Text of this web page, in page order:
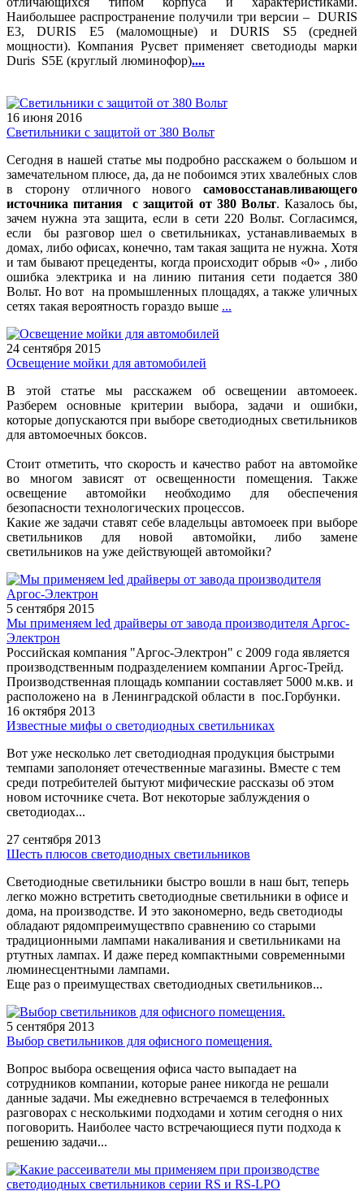
Наибольшее распространение получили три версии – DURIS
E3, DURIS E5 (маломощные) и DURIS S5 (средней
мощности). Компания Русвет применяет светодиоды марки
Duris S5E (круглый люминофор)....
16 июня 2016
Светильники с защитой от 380 Вольт
Сегодня в нашей статье мы подробно расскажем о большом и
замечательном плюсе, да, да не побоимся этих хвалебных слов
в сторону отличного нового самовосстанавливающего
источника питания с защитой от 380 Вольт. Казалось бы,
зачем нужна эта защита, если в сети 220 Вольт. Согласимся,
если бы разговор шел о светильниках, устанавливаемых в
домах, либо офисах, конечно, там такая защита не нужна. Хотя
и там бывают прецеденты, когда происходит обрыв «0» , либо
ошибка электрика и на линию питания сети подается 380
Вольт. Но вот на промышленных площадях, а также уличных
сетях такая вероятность гораздо выше ...
24 сентября 2015
Освещение мойки для автомобилей
В этой статье мы расскажем об освещении автомоеек.
Разберем основные критерии выбора, задачи и ошибки,
которые допускаются при выборе светодиодных светильников
для автомоечных боксов.
Стоит отметить, что скорость и качество работ на автомойке
во многом зависят от освещенности помещения. Также
освещение автомойки необходимо для обеспечения
безопасности технологических процессов.
Какие же задачи ставят себе владельцы автомоеек при выборе
светильников для новой автомойки, либо замене
светильников на уже действующей автомойки?
5 сентября 2015
Мы применяем led драйверы от завода производителя Аргос-
Электрон
Российская компания "Аргос-Электрон" с 2009 года является
производственным подразделением компании Аргос-Трейд.
Производственная площадь компании составляет 5000 м.кв. и
расположено на в Ленинградской области в пос.Горбунки.
16 октября 2013
Известные мифы о светодиодных светильниках
Вот уже несколько лет светодиодная продукция быстрыми
темпами заполоняет отечественные магазины. Вместе с тем
среди потребителей бытуют мифические рассказы об этом
новом источнике счета. Вот некоторые заблуждения о
светодиодах...
27 сентября 2013
Шесть плюсов светодиодных светильников
Светодиодные светильники быстро вошли в наш быт, теперь
легко можно встретить светодиодные светильники в офисе и
дома, на производстве. И это закономерно, ведь светодиоды
обладают рядомпреимуществпо сравнению со старыми
традиционными лампами накаливания и светильниками на
ртутных лампах. И даже перед компактными современными
люминесцентными лампами.
Еще раз о преимуществах светодиодных светильников...
5 сентября 2013
Выбор светильников для офисного помещения.
Вопрос выбора освещения офиса часто выпадает на
сотрудников компании, которые ранее никогда не решали
данные задачи. Мы ежедневно встречаемся в телефонных
разговорах с несколькими подходами и хотим сегодня о них
поговорить. Наиболее часто встречающиеся пути подхода к
решению задачи...